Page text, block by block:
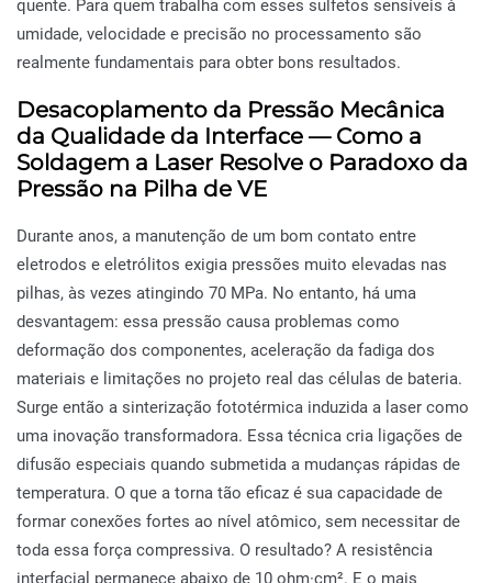
quente. Para quem trabalha com esses sulfetos sensíveis à
umidade, velocidade e precisão no processamento são
realmente fundamentais para obter bons resultados.
Desacoplamento da Pressão Mecânica
da Qualidade da Interface — Como a
Soldagem a Laser Resolve o Paradoxo da
Pressão na Pilha de VE
Durante anos, a manutenção de um bom contato entre
eletrodos e eletrólitos exigia pressões muito elevadas nas
pilhas, às vezes atingindo 70 MPa. No entanto, há uma
desvantagem: essa pressão causa problemas como
deformação dos componentes, aceleração da fadiga dos
materiais e limitações no projeto real das células de bateria.
Surge então a sinterização fototérmica induzida a laser como
uma inovação transformadora. Essa técnica cria ligações de
difusão especiais quando submetida a mudanças rápidas de
temperatura. O que a torna tão eficaz é sua capacidade de
formar conexões fortes ao nível atômico, sem necessitar de
toda essa força compressiva. O resultado? A resistência
interfacial permanece abaixo de 10 ohm·cm². E o mais